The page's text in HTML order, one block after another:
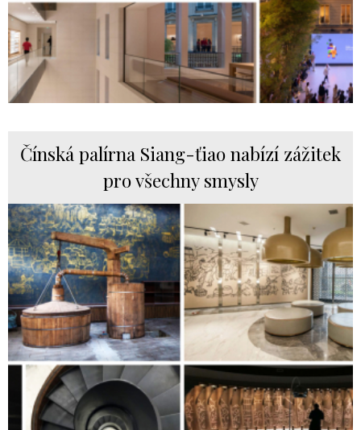
Čínská palírna Siang-ťiao nabízí zážitek
pro všechny smysly